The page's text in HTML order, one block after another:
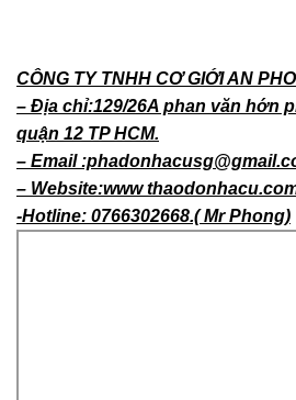
CÔNG TY TNHH CƠ GIỚI AN
– Địa chỉ:129/26A phan văn hớn
quận 12 TP HCM.
– Email
– Website:www
-Hotline: 0766302668.( Mr Phong)